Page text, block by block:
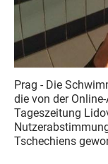
Prag - Die
die von der
Tageszeitung
Tschechiens